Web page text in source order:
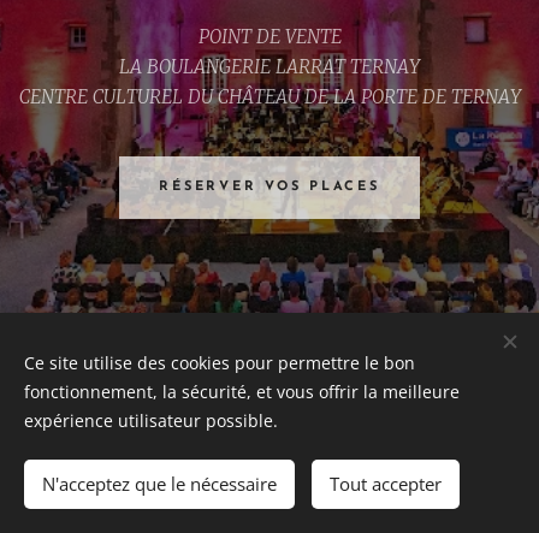
POINT DE VENTE
LA BOULANGERIE LARRAT TERNAY
CENTRE CULTUREL DU CHÂTEAU DE LA PORTE DE TERNAY
RÉSERVER VOS PLACES
Festival de musique de Ternay
Tous droits réservés 2026
Cookies
Ce site utilise des cookies pour permettre le bon
fonctionnement, la sécurité, et vous offrir la meilleure
expérience utilisateur possible.
N'acceptez que le nécessaire Tout accepter